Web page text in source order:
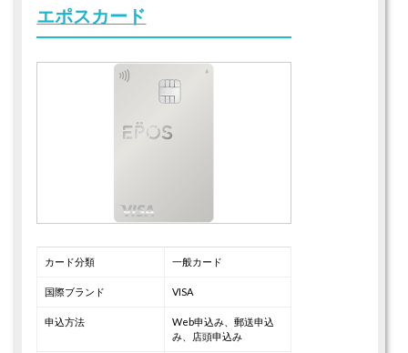
エポスカード
カード分類 一般カード
国際ブランド VISA
申込方法
Web申込み、郵送申込
み、店頭申込み